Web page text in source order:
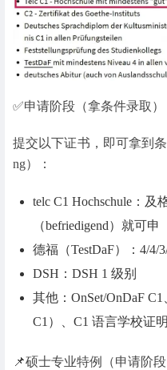
✅申请阶段（拿条件录取
提交以下证书，即可拿到
ng）：
telc C1 Hochschule：及
（befriedigend）就可申
德福（TestDaF）：4/4/
DSH：DSH 1 级别
其他：OnSet/OnDaF
C1）、C1 语言学校证明
📌硕士专业特例（申请阶段